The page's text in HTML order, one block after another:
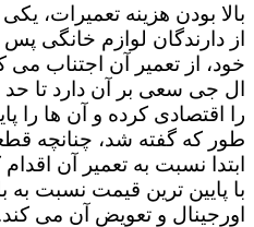
بالا بودن هزینه تعمیرات،
از دارندگان لوازم خانگی
خود، از تعمیر آن اجتناب می
ال جی سعی بر آن دارد تا
را اقتصادی کرده و آن ها را
طور که گفته شد، چنانچه
ابتدا نسبت به تعمیر آن
با پایین ترین قیمت نسبت به
اورجینال و تعویض آن می